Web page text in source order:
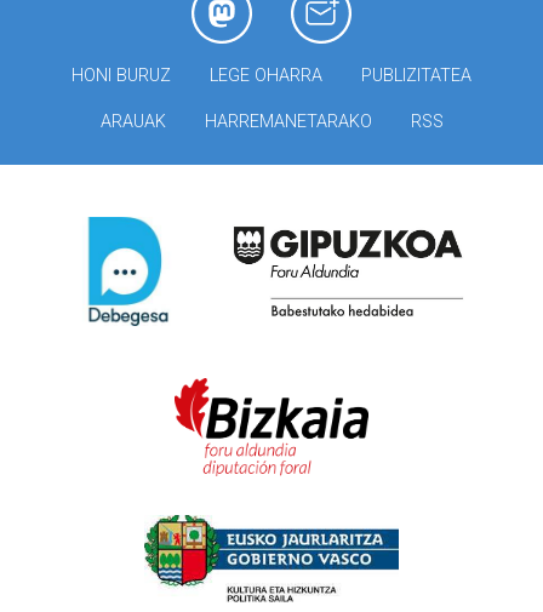
HONI BURUZ LEGE OHARRA PUBLIZITATEA
ARAUAK HARREMANETARAKO RSS